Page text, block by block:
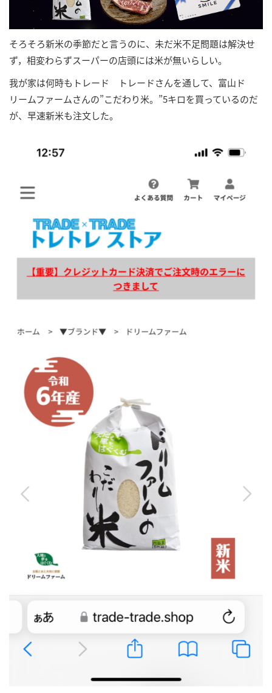
そろそろ新米の季節だと言うのに、未だ米不足問題は解決せ
ず，相変わらずスーパーの店頭には米が無いらしい。
我が家は何時もトレード トレードさんを通して、富山ド
リームファームさんの”こだわり米。”5キロを買っているのだ
が、早速新米も注文した。